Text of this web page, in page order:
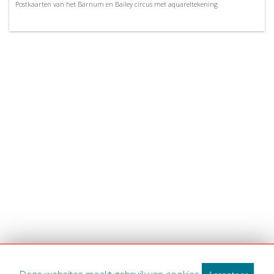
Postkaarten van het Barnum en Bailey circus met aquareltekening